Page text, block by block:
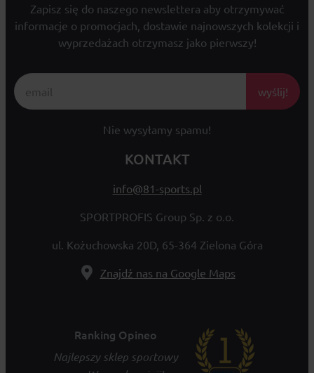
Zapisz się do naszego newslettera aby otrzymywać
informacje o promocjach, dostawie najnowszych kolekcji i
wyprzedażach otrzymasz jako pierwszy!
wyślij!
Nie wysyłamy spamu!
KONTAKT
info@81-sports.pl
SPORTPROFIS Group Sp. z o.o.
ul. Kożuchowska 20D, 65-364 Zielona Góra
Znajdź nas na Google Maps
Ranking Opineo
Najlepszy sklep sportowy